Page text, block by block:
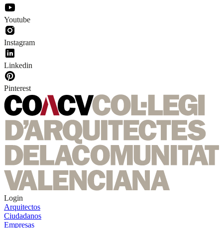
Youtube
Instagram
Linkedin
Pinterest
Login
Arquitectos
Ciudadanos
Empresas